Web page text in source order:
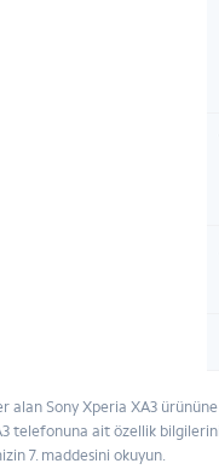
alan Sony Xperia XA3
telefonuna ait özellik
7. maddesini okuyun.